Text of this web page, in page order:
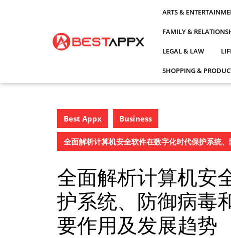
ARTS &
FAMILY &
LEGAL & LAW
SHOPPING &
Best Appx Business
全面解析计算机安全软件在数字化时代保护系统
全面解析计算机安
护系统、防御病毒
要作用及发展趋势